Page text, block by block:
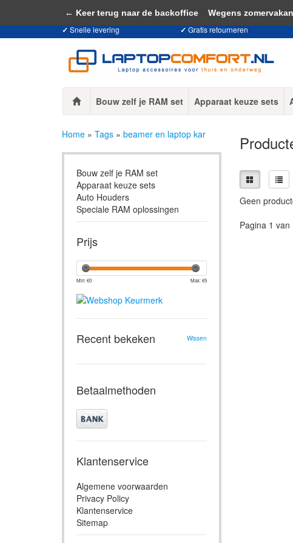
✓ Snelle levering ✓ Gratis retourneren
Bouw zelf je RAM set Apparaat keuze sets
Home » Tags » beamer en laptop kar
Bouw zelf je RAM set
Apparaat keuze sets
Auto Houders
Speciale RAM oplossingen
Prijs
Min: €0 Max: €5
Recent bekeken Wissen
Betaalmethoden
Klantenservice
Algemene voorwaarden
Privacy Policy
Klantenservice
Sitemap
Geen
Pagina 1 van
Door het gebruiken van onze website, ga je
← Keer terug naar de backoffice Wegens